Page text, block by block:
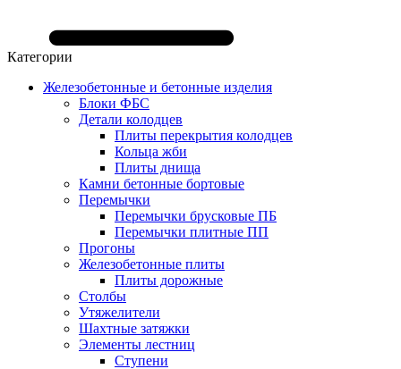
Категории
Железобетонные и бетонные изделия
Блоки ФБС
Детали колодцев
Плиты перекрытия колодцев
Кольца жби
Плиты днища
Камни бетонные бортовые
Перемычки
Перемычки брусковые ПБ
Перемычки плитные ПП
Прогоны
Железобетонные плиты
Плиты дорожные
Столбы
Утяжелители
Шахтные затяжки
Элементы лестниц
Ступени